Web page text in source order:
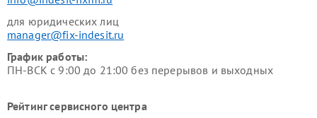
для юридических лиц
manager@fix-indesit.ru
График работы:
ПН-ВСК с 9:00 до 21:00 без перерывов и выходных
Рейтинг сервисного центра